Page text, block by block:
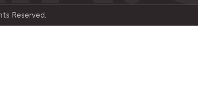
Reserved.